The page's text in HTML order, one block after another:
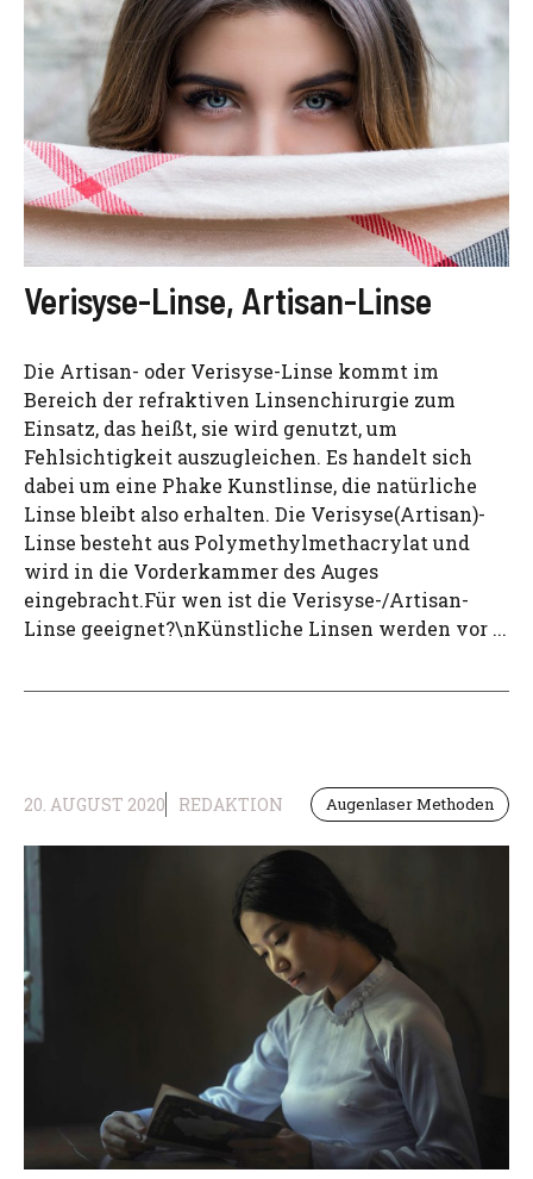
Verisyse-Linse, Artisan-Linse
Die Artisan- oder Verisyse-Linse kommt im
Bereich der refraktiven Linsenchirurgie zum
Einsatz, das heißt, sie wird genutzt, um
Fehlsichtigkeit auszugleichen. Es handelt sich
dabei um eine Phake Kunstlinse, die natürliche
Linse bleibt also erhalten. Die Verisyse(Artisan)-
Linse besteht aus Polymethylmethacrylat und
wird in die Vorderkammer des Auges
eingebracht.Für wen ist die Verisyse-/Artisan-
Linse geeignet?\nKünstliche Linsen werden vor ...
20. AUGUST 2020 REDAKTION Augenlaser Methoden